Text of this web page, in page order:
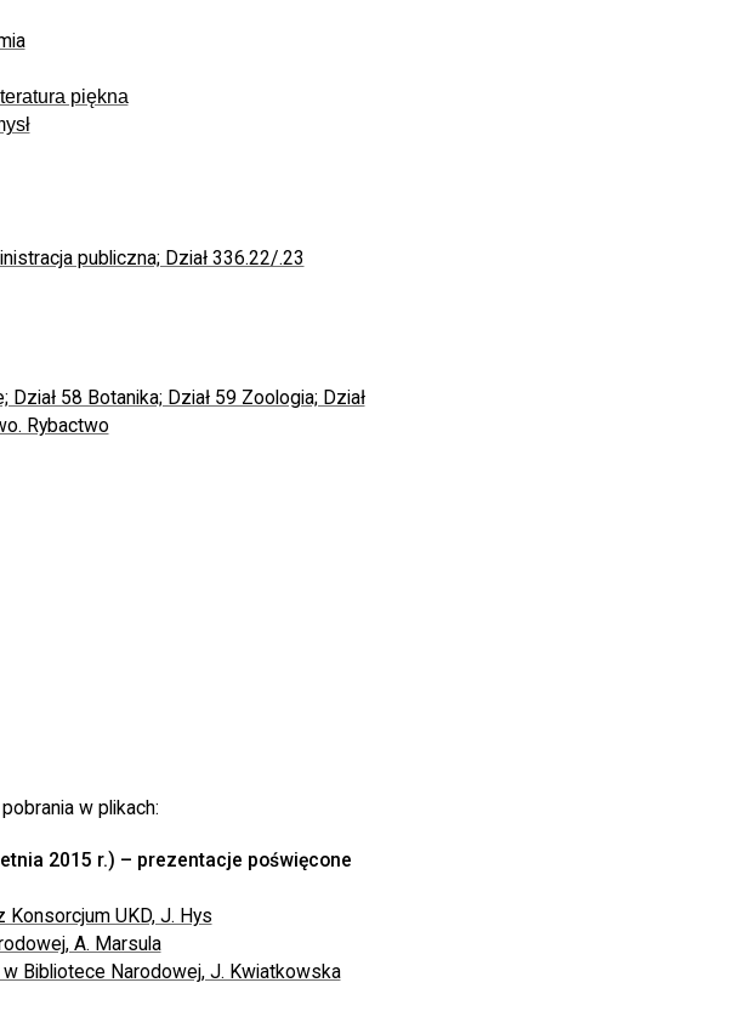
piękna
publiczna; Dział 336.22/.23
58 Botanika; Dział 59 Zoologia; Dział
Rybactwo
w plikach:
2015 r.) – prezentacje poświęcone
UKD, J. Hys
A. Marsula
Bibliotece Narodowej, J. Kwiatkowska